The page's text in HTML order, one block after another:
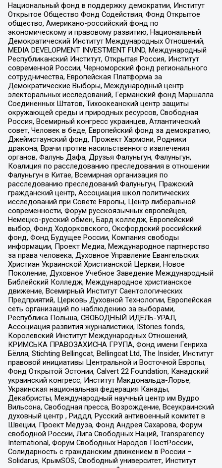
Национальный фонд в поддержку демократии, Институт
Открытое Общество Фонд Содействия, Фонд Открытое
общество, Американо-российский фонд по
экономическому и правовому развитию, Национальный
Демократический Институт Международных Отношений,
MEDIA DEVELOPMENT INVESTMENT FUND, Международный
Республиканский Институт, Открытая Россия, Институт
современной России, Черноморский фонд регионального
сотрудничества, Европейская Платформа за
Демократические Выборы, Международный центр
электоральных исследований, Германский фонд Маршалла
Соединенных Штатов, Тихоокеанский центр защиты
окружающей среды и природных ресурсов, Свободная
Россия, Всемирный конгресс украинцев, Атлантический
совет, Человек в беде, Европейский фонд за демократию,
Джеймстаунский фонд, Прожект Хармони, Родники
дракона, Врачи против насильственного извлечения
органов, Фалунь Дафа, Друзья Фалуньгун, Фалуньгун,
Коалиция по расследованию преследования в отношении
Фалуньгун в Китае, Всемирная организация по
расследованию преследований Фалуньгун, Пражский
гражданский центр, Ассоциация школ политических
исследований при Совете Европы, Центр либеральной
современности, Форум русскоязычных европейцев,
Немецко-русский обмен, Бард колледж, Европейский
выбор, Фонд Ходорковского, Оксфордский российский
фонд, Фонд Будущее России, Компания свободы
информации, Проект Медиа, Международное партнерство
за права человека, Духовное Управление Евангельских
Христиан Украинской Христианской Церкви, Новое
Поколение, Духовное Учебное Заведение Международный
Библейский Колледж, Международное христианское
движение, Всемирный Институт Саентологических
Предприятий, Церковь Духовной Технологии, Европейская
сеть организаций по наблюдению за выборами,
Республика Польша, СВОБОДНЫЙ ИДЕЛЬ-УРАЛ,
Ассоциация развития журналистики, IStories fonds,
Королевский Институт Международных Отношений,
КРИМСЬКА ПРАВОЗАХИСНА ГРУПА, Фонд имени Генриха
Бёлля, Stichting Bellingcat, Bellingcat Ltd, The Insider, Институт
правовой инициативы Центральной и Восточной Европы,
Фонд Открытой Эстонии, Calvert 22 Foundation, Канадский
украинский конгресс, Институт Макдональда-Лорье,
Украинская национальная федерация Канады,
Декабристы, Международный научный центр им Вудро
Вильсона, Свободная пресса, Возрождение, Всеукраинский
духовный центр , Риддл, Русский антивоенный комитет в
Швеции, Проект Медуза, Фонд Андрея Сахарова, Форум
свободной России, Лига Свободных Наций, Transparеncy
International, Форум Свободных Народов ПостРоссии,
Солидарность с гражданским движением в России –
Solidarus, КрымSOS, Свободный университет, Институт